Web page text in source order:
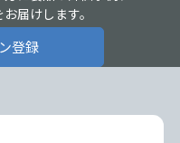
届けします。
登録